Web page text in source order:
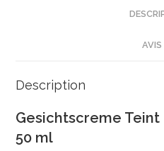
Avec
Naturelles
|
AVIS
Description
Gesichtscreme Teint
50 ml